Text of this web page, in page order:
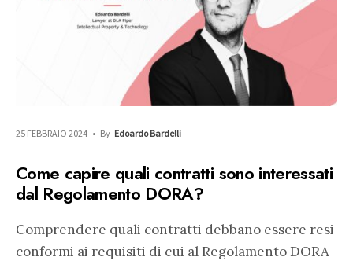
25 FEBBRAIO 2024 • By Edoardo Bardelli
Come capire quali contratti sono interessati
dal Regolamento DORA?
Comprendere quali contratti debbano essere resi
conformi ai requisiti di cui al Regolamento DORA